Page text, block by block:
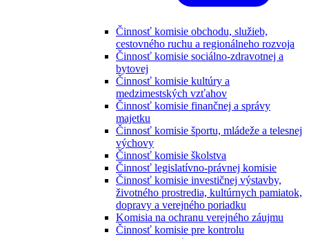
Činnosť komisie obchodu, služieb,
cestovného ruchu a regionálneho rozvoja
Činnosť komisie sociálno-zdravotnej a
bytovej
Činnosť komisie kultúry a
medzimestských vzťahov
Činnosť komisie finančnej a správy
majetku
Činnosť komisie športu, mládeže a telesnej
výchovy
Činnosť komisie školstva
Činnosť legislatívno-právnej komisie
Činnosť komisie investičnej výstavby,
životného prostredia, kultúrnych pamiatok,
dopravy a verejného poriadku
Komisia na ochranu verejného záujmu
Činnosť komisie pre kontrolu